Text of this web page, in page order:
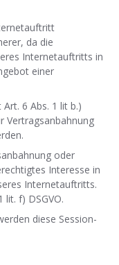
da die
Internetauftritts in
einer
6 Abs. 1 lit b.)
Vertragsanbahnung
oder
Interesse in
Internetauftritts.
lit. f) DSGVO.
diese Session-